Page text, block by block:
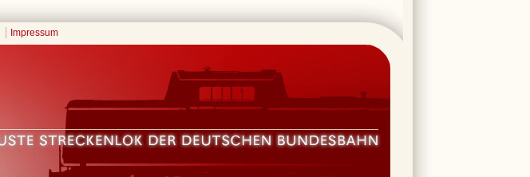
Impressum